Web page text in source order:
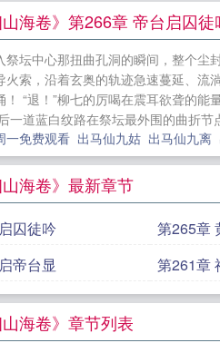
相。---###****
百年一现的鬼
片残卷都封印
马五大家，不
年前萨满巫祝
爹重生了
绝不嫁给权臣
红界第一懒 契
当日清冷权臣
山海卷》第266章 帝台启囚徒
祭坛中心那扭曲孔洞的瞬间，整个
火索，沿着玄奥的轨迹急速蔓延、
！ “退！”柳七的厉喝在震耳欲聋的
一道蓝白纹路在祭坛最外围的曲折
一免费观看 出马仙九姑 出马仙九离
山海卷》最新章节
囚徒吟 第265章
帝台显
第261章
山海卷》章节列表